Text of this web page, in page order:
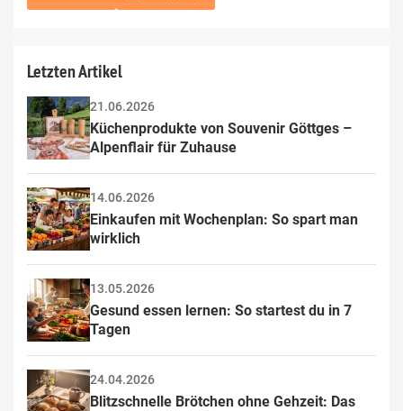
Letzten Artikel
21.06.2026
Küchenprodukte von Souvenir Göttges –
Alpenflair für Zuhause
14.06.2026
Einkaufen mit Wochenplan: So spart man
wirklich
13.05.2026
Gesund essen lernen: So startest du in 7
Tagen
24.04.2026
Blitzschnelle Brötchen ohne Gehzeit: Das